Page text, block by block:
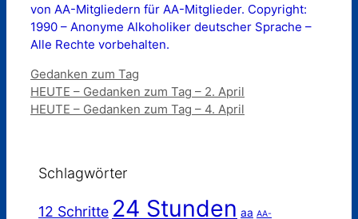
von AA-Mitgliedern für AA-Mitglieder. Copyright:
1990 – Anonyme Alkoholiker deutscher Sprache –
Alle Rechte vorbehalten.
Kategorien
Gedanken zum Tag
HEUTE – Gedanken zum Tag – 2. April
HEUTE – Gedanken zum Tag – 4. April
Schlagwörter
12 Schritte 24 Stunden aa AA-